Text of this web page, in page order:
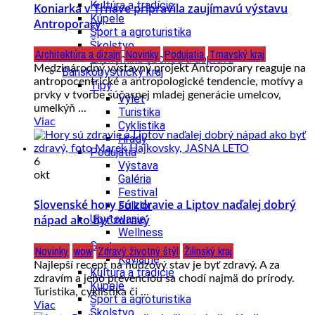
Kultúra a tradície
Kúpele
Šport a agroturistika
Školstvo
Ekonomika obchod a doprava
Banskobystrický kraj
Tipy
Výlet
Turistika
Cyklistika
Hrady
Podujatia
Výstava
Galéria
Festival
Folklór
Ubytovanie
Wellness
Gastro
Kaviarne
Kultúra a tradície
Kúpele
Šport a agroturistika
Koniarka v Trnave pripravila zaujímavú výstavu
Antroporary
Architektúra a dizajn Novinky Podujatia Trnavský kraj
Medzinárodný výstavný projekt Antroporary reaguje na
antropocentrické a antropologické tendencie, motívy a
prvky v tvorbe súčasnej mladej generácie umelcov,
umelkýň ...
Viac
6
okt
Slovenské hory sú zdravie a Liptov naďalej dobrý
nápad ako byť zdravý
Novinky wow Zdravý životný štýl Žilinský kraj
Najlepší recept na núdzový stav je byť zdravý. A za
zdravím a jeho prevenciou sa chodí najmä do prírody.
Turistika, cyklistika či ...
Viac